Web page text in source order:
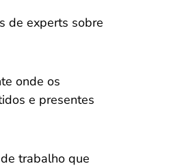
de experts sobre
onde os
e presentes
trabalho que